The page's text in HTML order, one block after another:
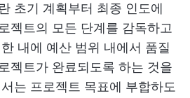
초기 계획부터 최종 인도에
젝트의 모든 단계를 감독하고
내에 예산 범위 내에서 품질
젝트가 완료되도록 하는 것을
는 프로젝트 목표에 부합하도